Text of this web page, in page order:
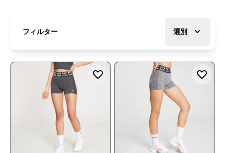
フィルター 選別